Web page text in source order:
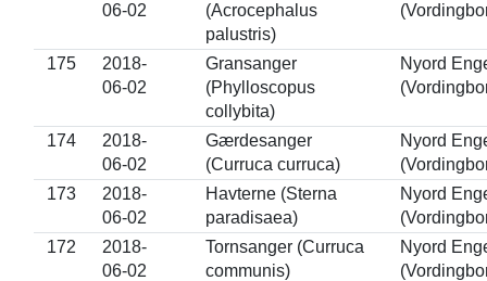
06-02
(Acrocephalus
palustris)
175
2018-
06-02
Gransanger
(Phylloscopus
collybita)
Nyord
174
2018-
06-02
Gærdesanger
(Curruca curruca)
Nyord
173
2018-
06-02
Havterne (Sterna
paradisaea)
Nyord
172
2018-
06-02
Tornsanger (Curruca
communis)
Nyord